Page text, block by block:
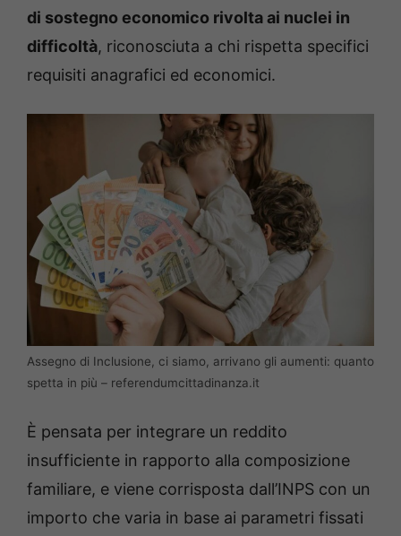
di sostegno economico rivolta ai nuclei in
difficoltà, riconosciuta a chi rispetta specifici
requisiti anagrafici ed economici.
Assegno di Inclusione, ci siamo, arrivano gli aumenti: quanto
spetta in più – referendumcittadinanza.it
È pensata per integrare un reddito
insufficiente in rapporto alla composizione
familiare, e viene corrisposta dall’INPS con un
importo che varia in base ai parametri fissati